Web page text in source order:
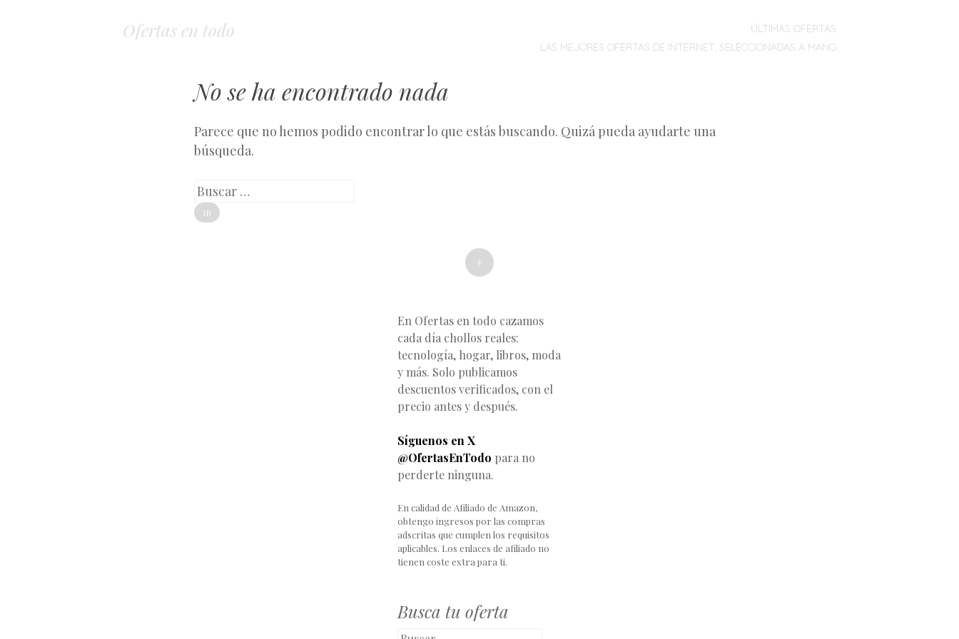
Ofertas en todo
ÚLTIMAS OFERTAS
LAS MEJORES OFERTAS DE INTERNET, SELECCIONADAS A MANO
No se ha encontrado nada
Parece que no hemos podido encontrar lo que estás buscando. Quizá pueda ayudarte una
búsqueda.
Buscar
+
En Ofertas en todo cazamos
cada día chollos reales:
tecnología, hogar, libros, moda
y más. Solo publicamos
descuentos verificados, con el
precio antes y después.
Síguenos en X
@OfertasEnTodo para no
perderte ninguna.
En calidad de Afiliado de Amazon,
obtengo ingresos por las compras
adscritas que cumplen los requisitos
aplicables. Los enlaces de afiliado no
tienen coste extra para ti.
Busca tu oferta
Buscar